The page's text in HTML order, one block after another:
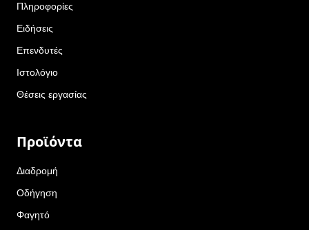
Πληροφορίες
Ειδήσεις
Επενδυτές
Ιστολόγιο
Θέσεις εργασίας
Προϊόντα
Διαδρομή
Οδήγηση
Φαγητό